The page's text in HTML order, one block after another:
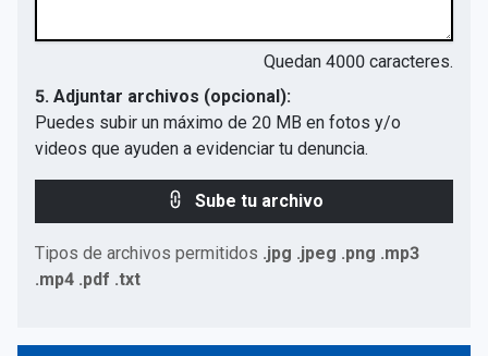
Quedan 4000 caracteres.
5. Adjuntar archivos (opcional):
Puedes subir un máximo de 20 MB en fotos y/o
videos que ayuden a evidenciar tu denuncia.
Sube tu archivo
Tipos de archivos permitidos .jpg .jpeg .png .mp3
.mp4 .pdf .txt